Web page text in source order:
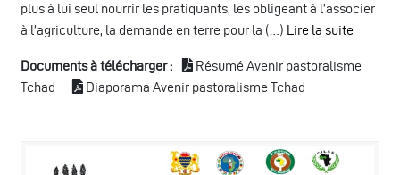
plus à lui seul nourrir les pratiquants, les obligeant à l’associer
à l’agriculture, la demande en terre pour la (…) Lire la suite
Documents à télécharger :
Résumé Avenir pastoralisme
Tchad
Diaporama Avenir pastoralisme Tchad